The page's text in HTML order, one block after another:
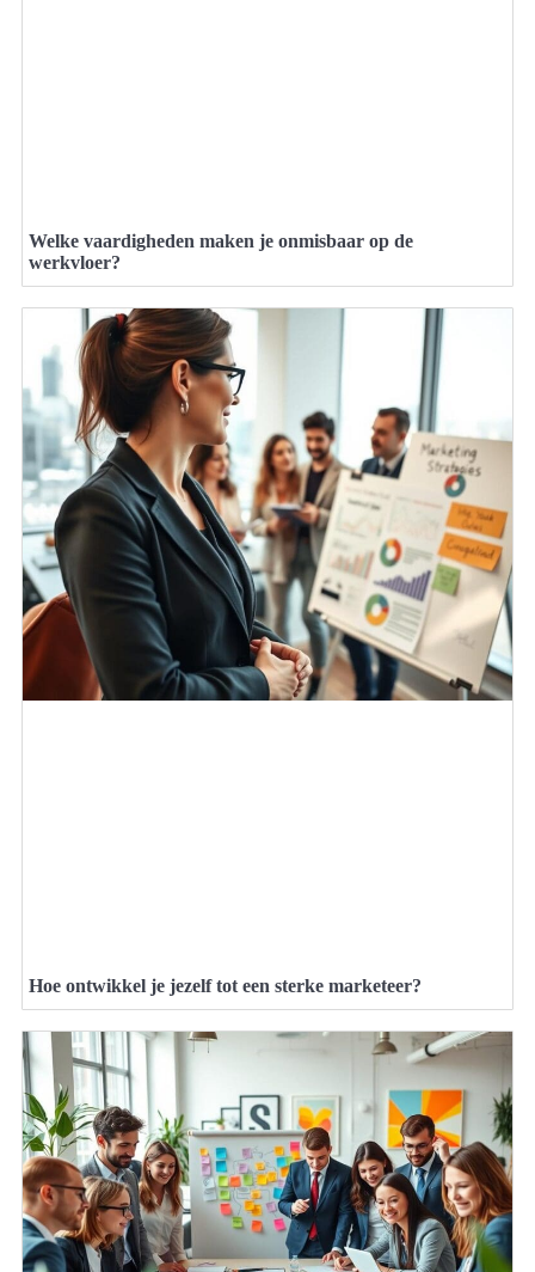
Welke vaardigheden maken je onmisbaar op de
werkvloer?
Hoe ontwikkel je jezelf tot een sterke marketeer?